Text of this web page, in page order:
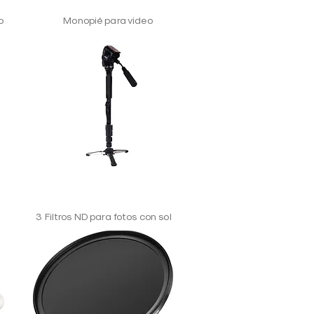
Monopié para video
3 Filtros ND para fotos con sol